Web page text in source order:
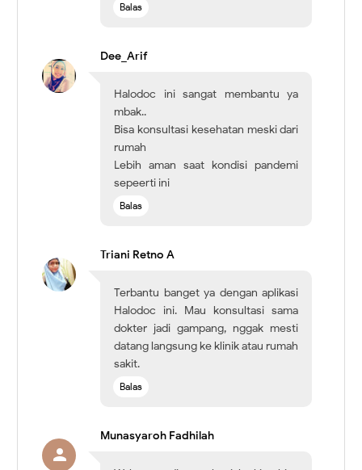
Balas
Dee_Arif
Halodoc ini sangat membantu ya
mbak..
Bisa konsultasi kesehatan meski dari
rumah
Lebih aman saat kondisi pandemi
sepeerti ini
Balas
Triani Retno A
Terbantu banget ya dengan aplikasi
Halodoc ini. Mau konsultasi sama
dokter jadi gampang, nggak mesti
datang langsung ke klinik atau rumah
sakit.
Balas
Munasyaroh Fadhilah